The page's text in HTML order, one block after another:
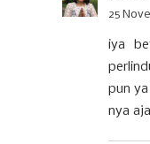
25
iya
pun
nya